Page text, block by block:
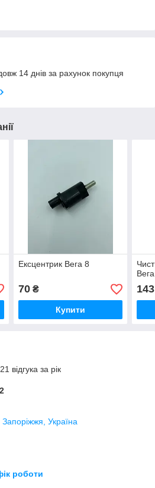
14 днів за рахунок покупця
Ексцентрик Вега 8
70₴
Купити
143
відгука за рік
Україна
роботи